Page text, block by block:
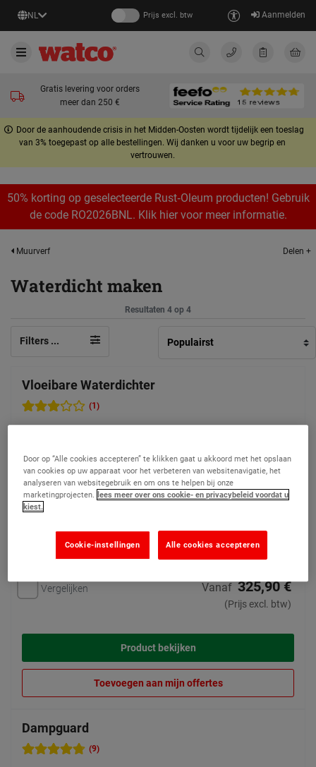
NL Prijs excl. btw Aanmelden
Gratis levering voor orders
meer dan 250 €
Door de aanhoudende crisis in het Midden-Oosten wordt tijdelijk een toeslag
van 3% toegepast op alle bestellingen. Wij danken u voor uw begrip en
vertrouwen.
50% korting op geselecteerde Rust‑Oleum producten! Gebruik
de code RO2026BNL. Klik hier voor meer informatie.
Muurverf Delen +
Waterdicht maken
Resultaten 4 op 4
Filters ...
Vloeibare Waterdichter
(1)
1 opties beschikbaar
Vergelijken Vanaf 325,90 €
(Prijs excl. btw)
Product bekijken
Toevoegen aan mijn offertes
Dampguard
(9)
Door op “Alle cookies accepteren” te klikken gaat u akkoord met het opslaan
van cookies op uw apparaat voor het verbeteren van websitenavigatie, het
analyseren van websitegebruik en om ons te helpen bij onze
marketingprojecten. lees meer over ons cookie- en privacybeleid voordat u
kiest.
Alle cookies accepteren
Cookie-instellingen